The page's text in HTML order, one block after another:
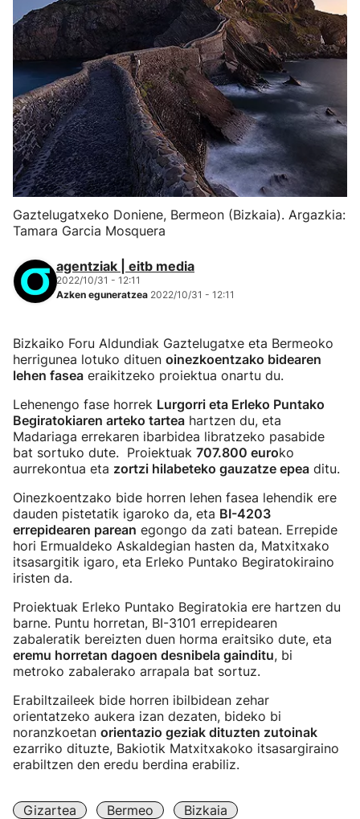
Gaztelugatxeko Doniene, Bermeon (Bizkaia). Argazkia:
Tamara Garcia Mosquera
agentziak | eitb media
2022/10/31 - 12:11
Azken eguneratzea 2022/10/31 - 12:11
Bizkaiko Foru Aldundiak Gaztelugatxe eta Bermeoko
herrigunea lotuko dituen oinezkoentzako bidearen
lehen fasea eraikitzeko proiektua onartu du.
Lehenengo fase horrek Lurgorri eta Erleko Puntako
Begiratokiaren arteko tartea hartzen du, eta
Madariaga errekaren ibarbidea libratzeko pasabide
bat sortuko dute. Proiektuak 707.800 euroko
aurrekontua eta zortzi hilabeteko gauzatze epea ditu.
Oinezkoentzako bide horren lehen fasea lehendik ere
dauden pistetatik igaroko da, eta BI-4203
errepidearen parean egongo da zati batean. Errepide
hori Ermualdeko Askaldegian hasten da, Matxitxako
itsasargitik igaro, eta Erleko Puntako Begiratokiraino
iristen da.
Proiektuak Erleko Puntako Begiratokia ere hartzen du
barne. Puntu horretan, BI-3101 errepidearen
zabaleratik bereizten duen horma eraitsiko dute, eta
eremu horretan dagoen desnibela gainditu, bi
metroko zabalerako arrapala bat sortuz.
Erabiltzaileek bide horren ibilbidean zehar
orientatzeko aukera izan dezaten, bideko bi
noranzkoetan orientazio geziak dituzten zutoinak
ezarriko dituzte, Bakiotik Matxitxakoko itsasargiraino
erabiltzen den eredu berdina erabiliz.
Gizartea Bermeo
Bizkaia